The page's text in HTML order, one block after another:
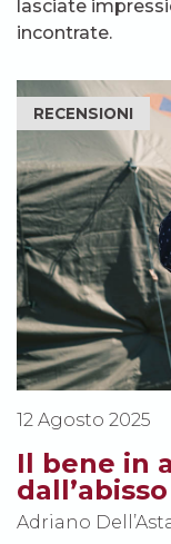
lasciate
incontrate.
RECENSIONI
12 Agosto 2025
Il bene in
dall’abisso
Adriano